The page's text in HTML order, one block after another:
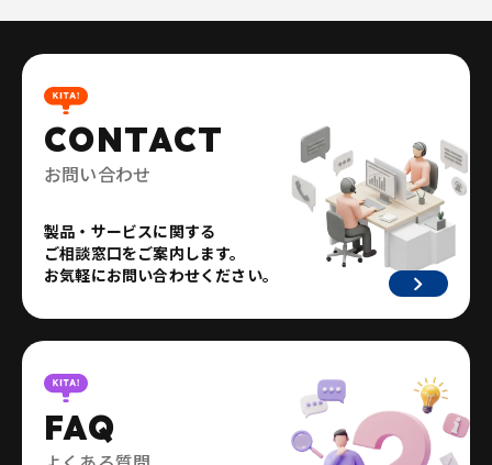
CONTACT
お問い合わせ
製品・サービスに関する
ご相談窓口をご案内します。
お気軽にお問い合わせください。
FAQ